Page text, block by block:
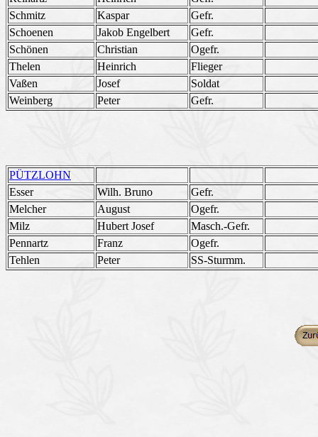
Schmitz
Kaspar
Gefr.
Schoenen
Jakob Engelbert
Gefr.
Schönen
Christian
Ogefr.
Thelen
Heinrich
Flieger
Vaßen
Josef
Soldat
Weinberg
Peter Gefr.
PÜTZLOHN
Esser
Wilh. Bruno
Gefr.
Melcher
August
Ogefr.
Milz
Hubert Josef
Masch.-Gefr.
Pennartz
Franz
Ogefr.
Tehlen
Peter SS-Sturmm.